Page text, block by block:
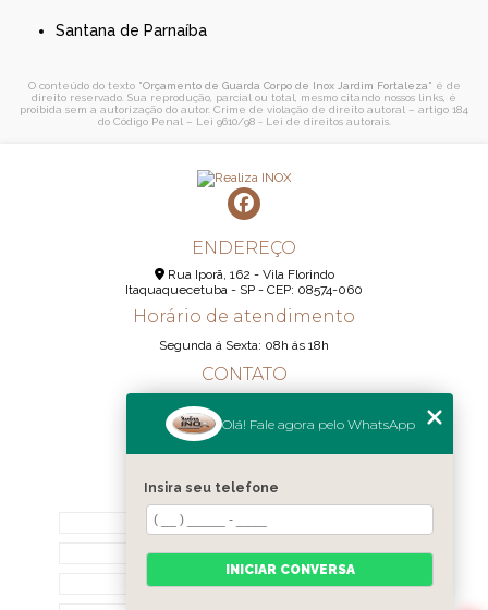
Santana de Parnaíba
O conteúdo do texto "Orçamento de Guarda Corpo de Inox Jardim Fortaleza" é de
direito reservado. Sua reprodução, parcial ou total, mesmo citando nossos links, é
proibida sem a autorização do autor. Crime de violação de direito autoral – artigo 184
do Código Penal – Lei 9610/98 - Lei de direitos autorais.
ENDEREÇO
Rua Iporã, 162 - Vila Florindo
Itaquaquecetuba - SP - CEP: 08574-060
Horário de atendimento
Segunda á Sexta: 08h ás 18h
CONTATO
(11) 98189-1344
MENU
HOME
QUEM SOMOS
CONTATO
Olá! Fale agora pelo WhatsApp
Insira seu telefone
INICIAR CONVERSA